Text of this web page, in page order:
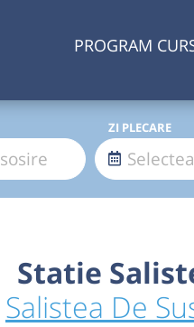
PROGRAM
ZI PLECARE
Statie
Salistea De